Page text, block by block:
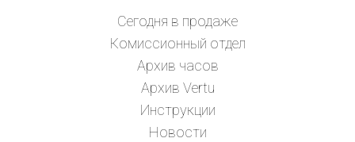
Сегодня в продаже
Комиссионный отдел
Архив часов
Архив Vertu
Инструкции
Новости